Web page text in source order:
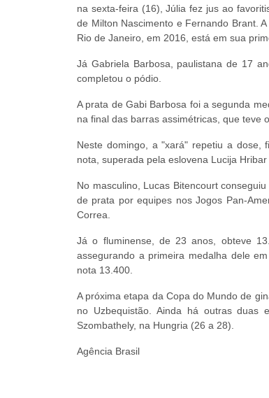
na sexta-feira (16), Júlia fez jus ao
de Milton Nascimento e Fernando Brant.
Rio de Janeiro, em 2016, está em sua
Já Gabriela Barbosa, paulistana de 17
completou o pódio.
A prata de Gabi Barbosa foi a segunda
na final das barras assimétricas, que teve
Neste domingo, a "xará" repetiu a dose,
nota, superada pela eslovena Lucija
No masculino, Lucas Bitencourt
de prata por equipes nos Jogos Pan-
Correa.
Já o fluminense, de 23 anos, obteve
assegurando a primeira medalha dele
nota 13.400.
A próxima etapa da Copa do Mundo de
no Uzbequistão. Ainda há outras duas
Szombathely, na Hungria (26 a 28).
Agência Brasil